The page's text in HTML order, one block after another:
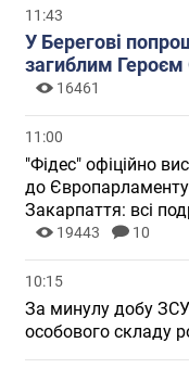
11:43
У Берегові
загиблим
16461
11:00
"Фідес" офіційно
до Європарламенту
Закарпаття: всі
19443 10
10:15
За минулу добу
особового складу